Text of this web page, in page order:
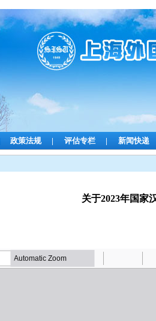
政策法规 | 评估专栏 | 新闻快递
关于2023年国家